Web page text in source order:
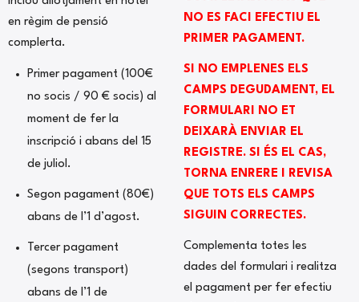
en règim de pensió
complerta.
Primer pagament (100€
no socis / 90 € socis) al
moment de fer la
inscripció i abans del 15
de juliol.
Segon pagament (80€)
abans de l’1 d’agost.
Tercer pagament
(segons transport)
abans de l’1 de
NO ES FACI EFECTIU EL
PRIMER PAGAMENT.
SI NO EMPLENES ELS
CAMPS DEGUDAMENT, EL
FORMULARI NO ET
DEIXARÀ ENVIAR EL
REGISTRE. SI ÉS EL CAS,
TORNA ENRERE I REVISA
QUE TOTS ELS CAMPS
SIGUIN CORRECTES.
Complementa totes les
dades del formulari i realitza
el pagament per fer efectiu